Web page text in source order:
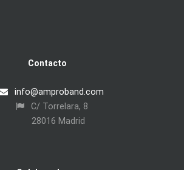
Contacto
info@amproband.com
C/ Torrelara, 8
28016 Madrid